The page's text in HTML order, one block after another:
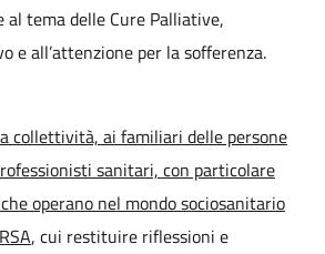
al tema delle Cure Palliative,
e all’attenzione per la sofferenza.
collettività, ai familiari delle persone
sanitari, con particolare
operano nel mondo sociosanitario
, cui restituire riflessioni e